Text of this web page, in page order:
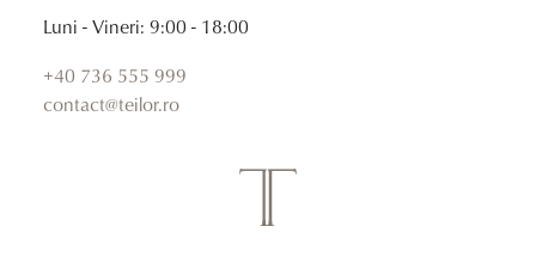
Luni - Vineri: 9:00 - 18:00
+40 736 555 999
contact@teilor.ro